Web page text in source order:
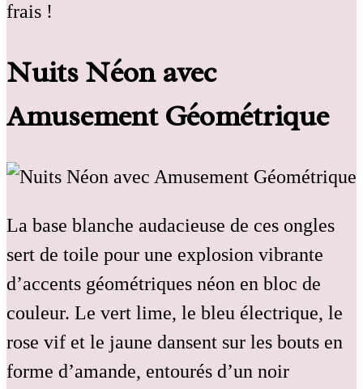
frais !
Nuits Néon avec
Amusement Géométrique
La base blanche audacieuse de ces ongles
sert de toile pour une explosion vibrante
d’accents géométriques néon en bloc de
couleur. Le vert lime, le bleu électrique, le
rose vif et le jaune dansent sur les bouts en
forme d’amande, entourés d’un noir